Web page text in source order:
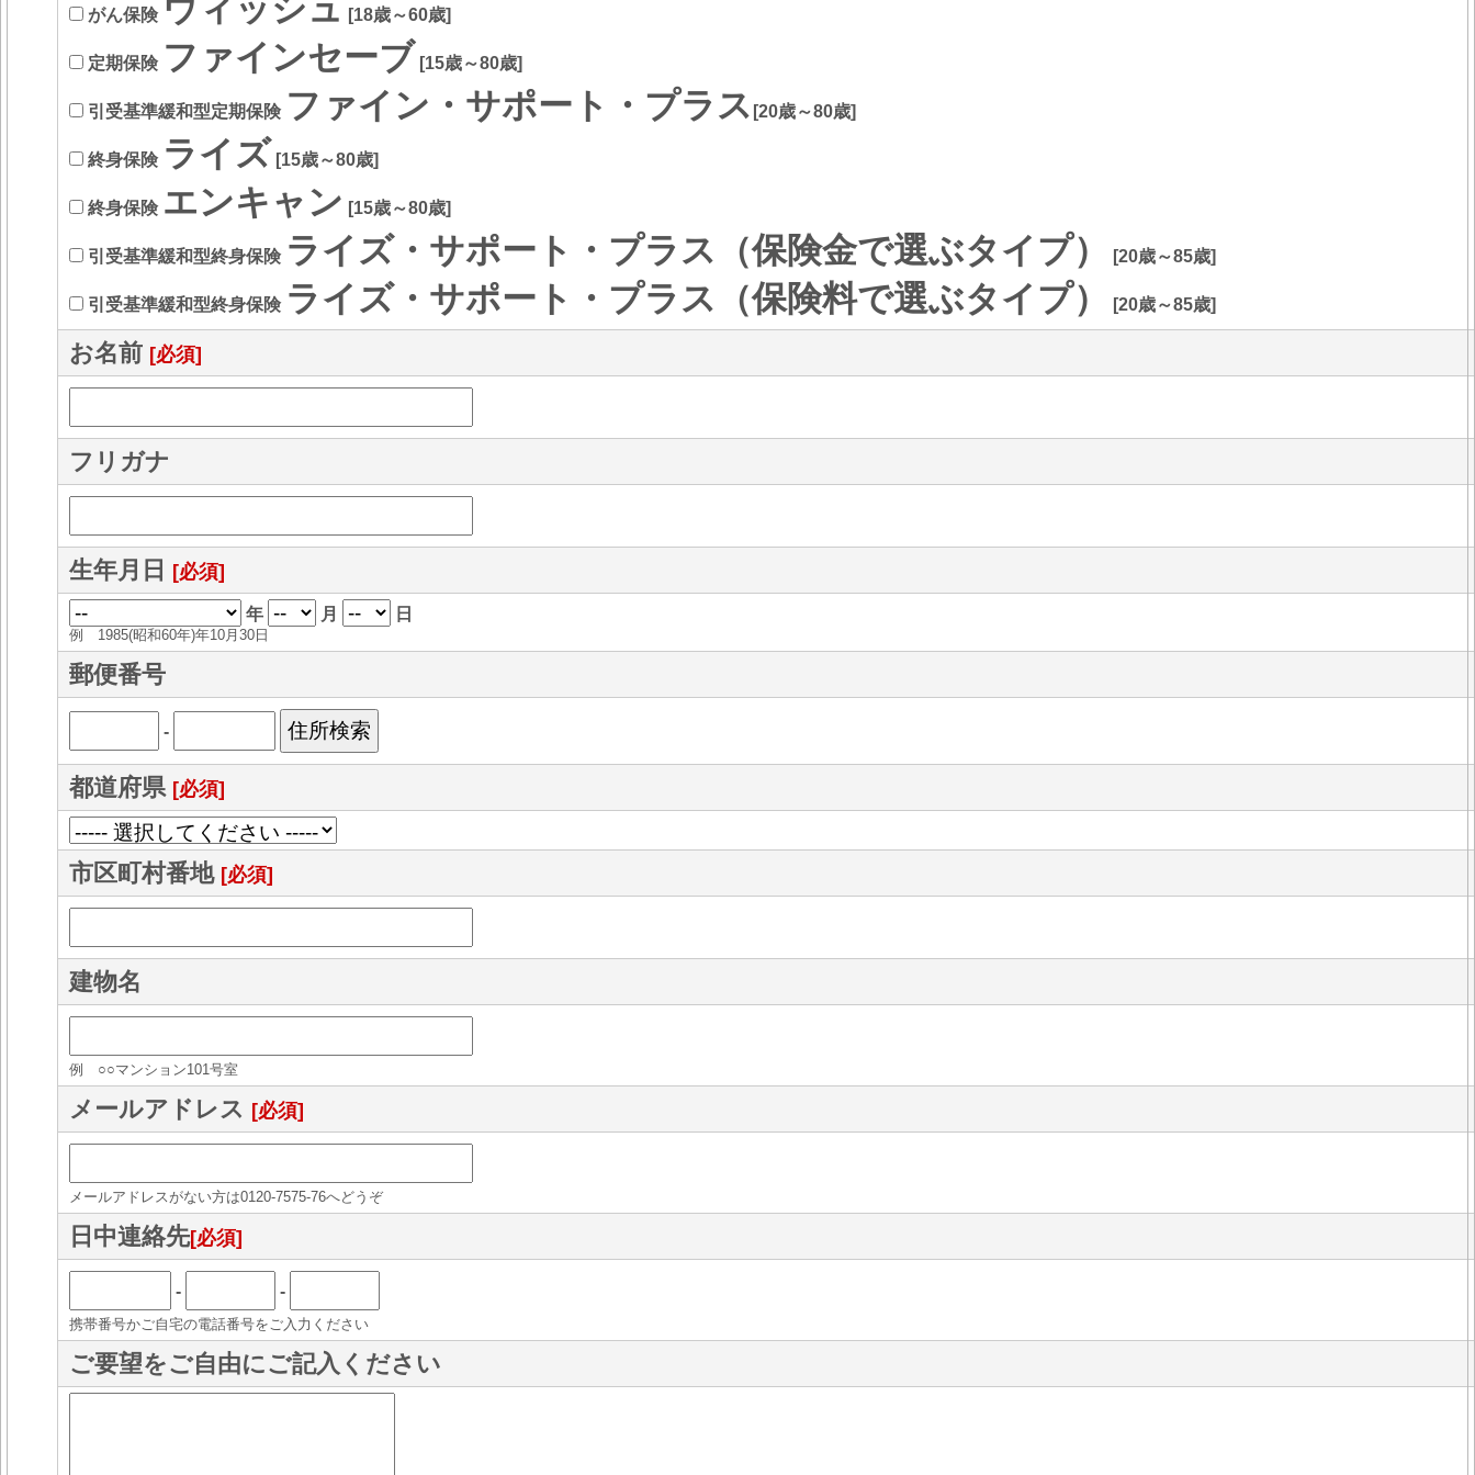
がん保険 ウィッシュ [18歳～60歳]
定期保険 ファインセーブ [15歳～80歳]
引受基準緩和型定期保険 ファイン・サポート・プラス [20歳～80歳]
終身保険 ライズ [15歳～80歳]
終身保険 エンキャン [15歳～80歳]
引受基準緩和型終身保険 ライズ・サポート・プラス（保険金で選ぶタイプ） [20歳～85歳]
引受基準緩和型終身保険 ライズ・サポート・プラス（保険料で選ぶタイプ） [20歳～85歳]
お名前 [必須]
フリガナ
生年月日 [必須]
年 月 日
例 1985(昭和60年)年10月30日
郵便番号
-
都道府県 [必須]
市区町村番地 [必須]
建物名
例 ○○マンション101号室
メールアドレス [必須]
メールアドレスがない方は0120-7575-76へどうぞ
日中連絡先[必須]
- -
携帯番号かご自宅の電話番号をご入力ください
ご要望をご自由にご記入ください